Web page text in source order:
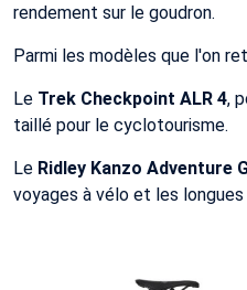
rendement sur le goudron.
Parmi les modèles que l'on
Le Trek Checkpoint ALR 4,
taillé pour le cyclotourisme.
Le Ridley Kanzo Adventure
voyages à vélo et les